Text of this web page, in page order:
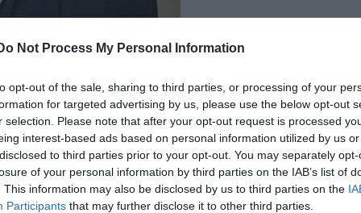
Not Process My Personal Information
opt-out of the sale, sharing to third parties, or processing of your
for targeted advertising by us, please use the below opt-out
selection. Please note that after your opt-out request is processed
interest-based ads based on personal information utilized by us
to third parties prior to your opt-out. You may separately
of your personal information by third parties on the IAB’s list of
This information may also be disclosed by us to third parties on the
Participants that may further disclose it to other third parties.
neki, majd mikor a fiú visszautasítja,
- az ókori görög szöveggyűjteményt felütve
találunk, de persze elég mondjuk a görög
havalami másra vágyunk.
volt jegyet foglalni a Fédra Fitnessre, ami
premierje címért folyó versenyben.